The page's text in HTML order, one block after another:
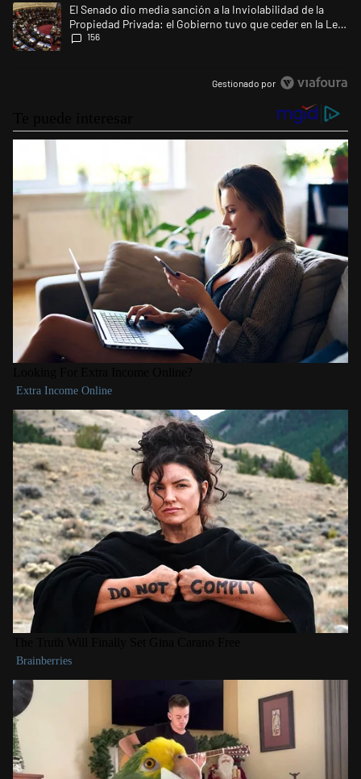
Un artículo de tendencia con el título "El Senado dio media sanción a
El Senado dio media sanción a la Inviolabilidad de la
Propiedad Privada: el Gobierno tuvo que ceder en la Ley
del Manejo del Fuego
156
Gestionado por